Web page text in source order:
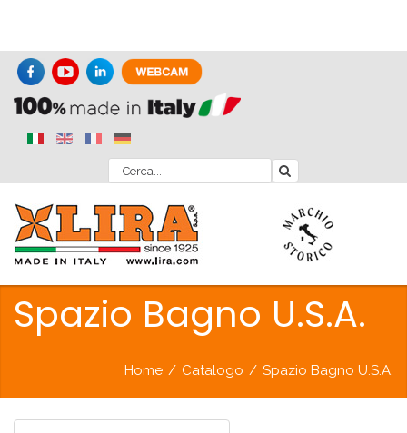
Spazio Bagno U.S.A.
Home / Catalogo / Spazio Bagno U.S.A.